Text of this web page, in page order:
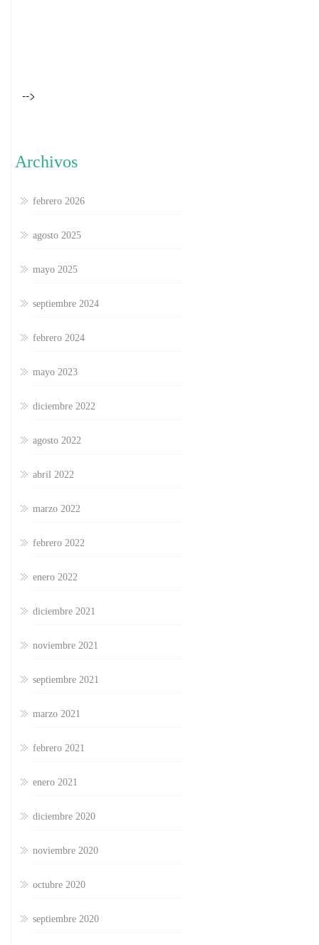
-->
Archivos
febrero 2026
agosto 2025
mayo 2025
septiembre 2024
febrero 2024
mayo 2023
diciembre 2022
agosto 2022
abril 2022
marzo 2022
febrero 2022
enero 2022
diciembre 2021
noviembre 2021
septiembre 2021
marzo 2021
febrero 2021
enero 2021
diciembre 2020
noviembre 2020
octubre 2020
septiembre 2020